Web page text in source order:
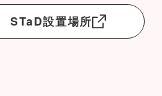
STaD設置場所